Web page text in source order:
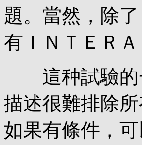
題。當然，除
有ＩＮＴＥＲ
這种試驗的
描述很難排除
如果有條件，